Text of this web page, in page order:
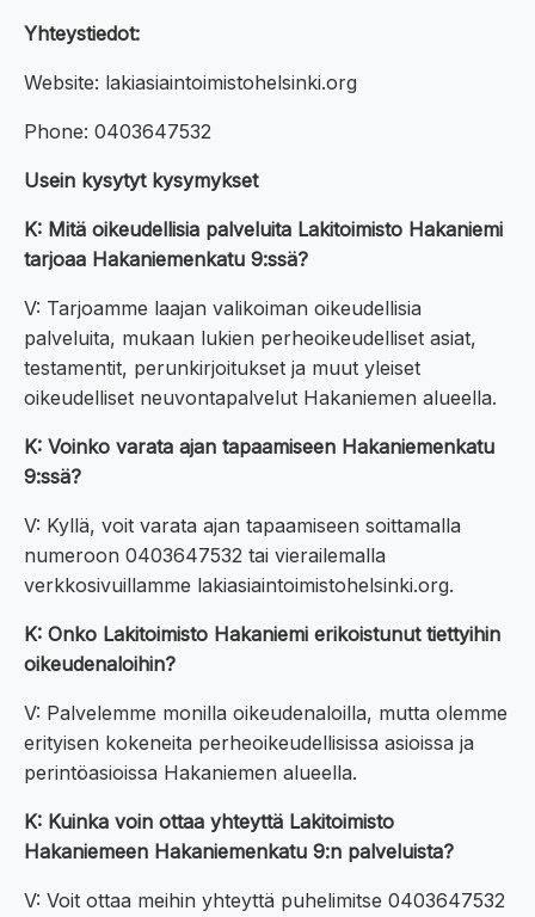
Yhteystiedot:
Website: lakiasiaintoimistohelsinki.org
Phone: 0403647532
Usein kysytyt kysymykset
K: Mitä oikeudellisia palveluita Lakitoimisto Hakaniemi
tarjoaa Hakaniemenkatu 9:ssä?
V: Tarjoamme laajan valikoiman oikeudellisia
palveluita, mukaan lukien perheoikeudelliset asiat,
testamentit, perunkirjoitukset ja muut yleiset
oikeudelliset neuvontapalvelut Hakaniemen alueella.
K: Voinko varata ajan tapaamiseen Hakaniemenkatu
9:ssä?
V: Kyllä, voit varata ajan tapaamiseen soittamalla
numeroon 0403647532 tai vierailemalla
verkkosivuillamme lakiasiaintoimistohelsinki.org.
K: Onko Lakitoimisto Hakaniemi erikoistunut tiettyihin
oikeudenaloihin?
V: Palvelemme monilla oikeudenaloilla, mutta olemme
erityisen kokeneita perheoikeudellisissa asioissa ja
perintöasioissa Hakaniemen alueella.
K: Kuinka voin ottaa yhteyttä Lakitoimisto
Hakaniemeen Hakaniemenkatu 9:n palveluista?
V: Voit ottaa meihin yhteyttä puhelimitse 0403647532